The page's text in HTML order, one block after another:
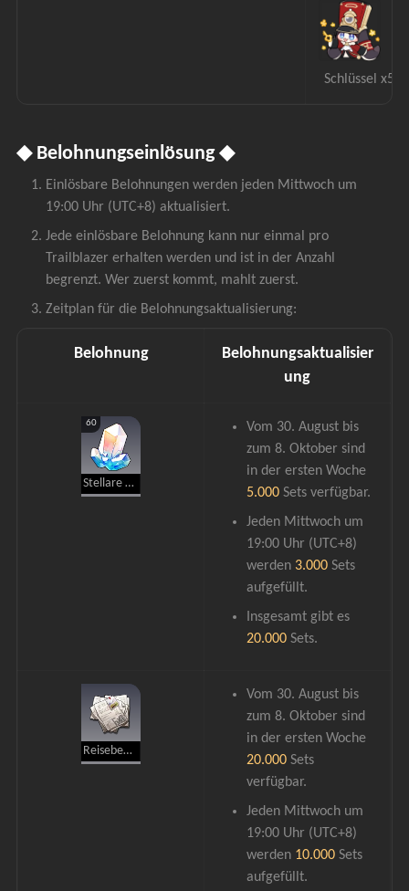
Schlüssel x5
◆ Belohnungseinlösung ◆
Einlösbare Belohnungen werden jeden Mittwoch um
19:00 Uhr (UTC+8) aktualisiert.
Jede einlösbare Belohnung kann nur einmal pro
Trailblazer erhalten werden und ist in der Anzahl
begrenzt. Wer zuerst kommt, mahlt zuerst.
Zeitplan für die Belohnungsaktualisierung:
Belohnung
Belohnungsaktualisier
ung
60
Stellare Jade
Vom 30. August bis
zum 8. Oktober sind
in der ersten Woche
5.000 Sets verfügbar.
Jeden Mittwoch um
19:00 Uhr (UTC+8)
werden 3.000 Sets
aufgefüllt.
Insgesamt gibt es
20.000 Sets.
Reisebegegnungen
Vom 30. August bis
zum 8. Oktober sind
in der ersten Woche
20.000 Sets
verfügbar.
Jeden Mittwoch um
19:00 Uhr (UTC+8)
werden 10.000 Sets
aufgefüllt.